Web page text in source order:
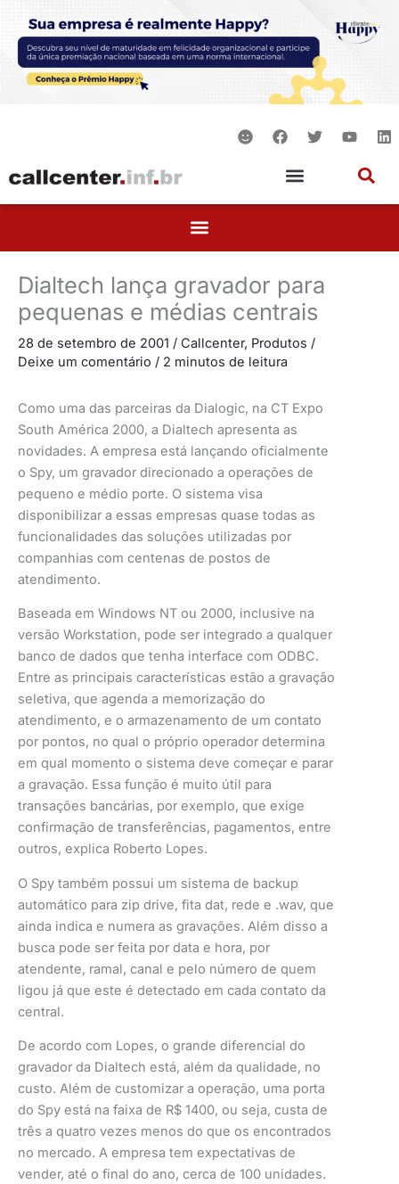
conteúdo
S
m
F
a
e
b
o
T
w
e
Y
o
b
L
i
d
Dialtech lança gravador para
pequenas e médias centrais
28 de setembro de 2001 / Callcenter, Produtos /
Deixe um comentário / 2 minutos de leitura
Como uma das parceiras da Dialogic, na CT Expo
South América 2000, a Dialtech apresenta as
novidades. A empresa está lançando oficialmente
o Spy, um gravador direcionado a operações de
pequeno e médio porte. O sistema visa
disponibilizar a essas empresas quase todas as
funcionalidades das soluções utilizadas por
companhias com centenas de postos de
atendimento.
Baseada em Windows NT ou 2000, inclusive na
versão Workstation, pode ser integrado a qualquer
banco de dados que tenha interface com ODBC.
Entre as principais características estão a gravação
seletiva, que agenda a memorização do
atendimento, e o armazenamento de um contato
por pontos, no qual o próprio operador determina
em qual momento o sistema deve começar e parar
a gravação. Essa função é muito útil para
transações bancárias, por exemplo, que exige
confirmação de transferências, pagamentos, entre
outros, explica Roberto Lopes.
O Spy também possui um sistema de backup
automático para zip drive, fita dat, rede e .wav, que
ainda indica e numera as gravações. Além disso a
busca pode ser feita por data e hora, por
atendente, ramal, canal e pelo número de quem
ligou já que este é detectado em cada contato da
central.
De acordo com Lopes, o grande diferencial do
gravador da Dialtech está, além da qualidade, no
custo. Além de customizar a operação, uma porta
do Spy está na faixa de R$ 1400, ou seja, custa de
três a quatro vezes menos do que os encontrados
no mercado. A empresa tem expectativas de
vender, até o final do ano, cerca de 100 unidades.